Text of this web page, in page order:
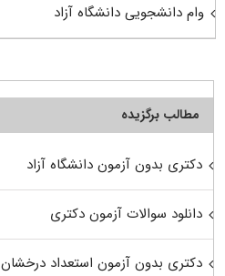
وام دانشجویی دانشگاه آزاد
مطالب برگزیده
دکتری بدون آزمون دانشگاه آزاد
دانلود سوالات آزمون دکتری
دکتری بدون آزمون استعداد درخشان